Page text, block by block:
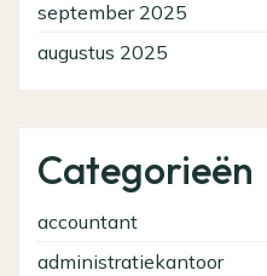
september 2025
augustus 2025
Categorieën
accountant
administratiekantoor